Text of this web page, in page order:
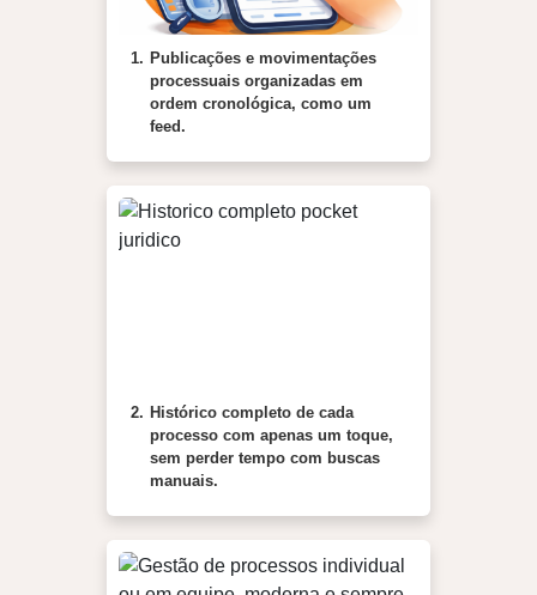
1. Publicações e movimentações
processuais organizadas em
ordem cronológica, como um
feed.
2. Histórico completo de cada
processo com apenas um toque,
sem perder tempo com buscas
manuais.